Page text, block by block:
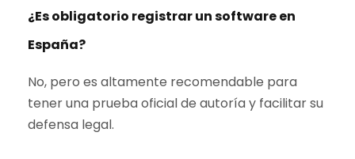
¿Es obligatorio registrar un software en
España?
No, pero es altamente recomendable para
tener una prueba oficial de autoría y facilitar su
defensa legal.